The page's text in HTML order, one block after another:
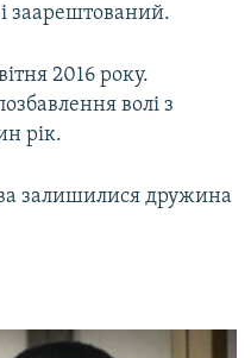
заарештований.
2016 року.
волі з
рік.
залишилися дружина